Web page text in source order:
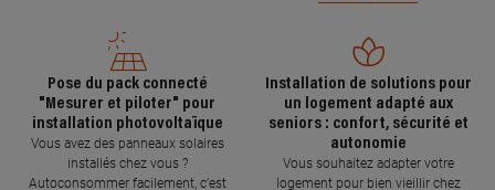
Pose du pack connecté
"Mesurer et piloter" pour
installation photovoltaïque
Vous avez des panneaux solaires
installés chez vous ?
Autoconsommer facilement, c’est
Installation de solutions pour
un logement adapté aux
seniors : confort, sécurité et
autonomie
Vous souhaitez adapter votre
logement pour bien vieillir chez